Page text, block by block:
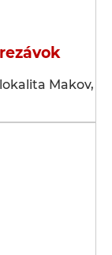
Makov,